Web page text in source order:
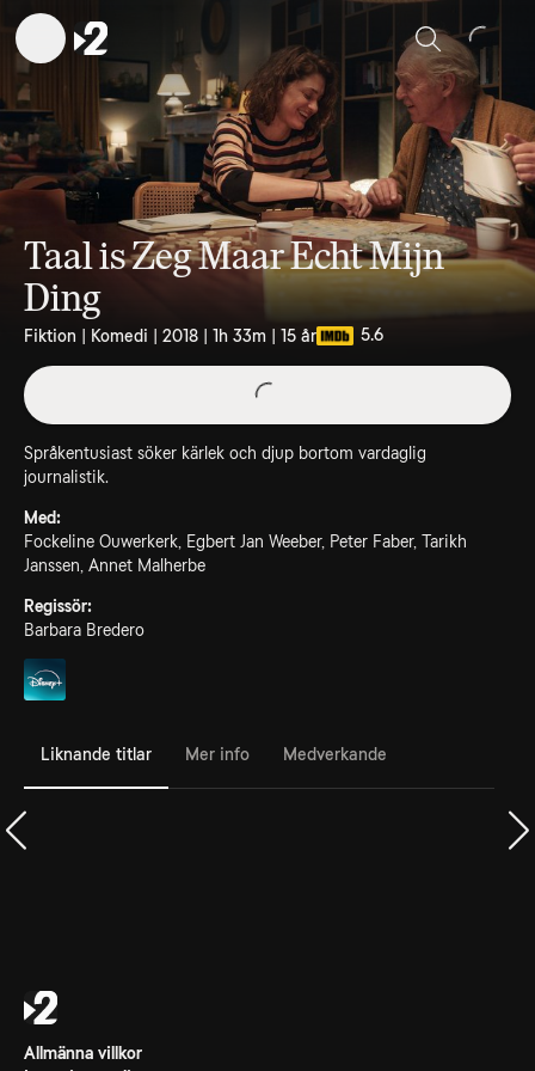
Sök
Taal is Zeg Maar Echt Mijn
Ding
Fiktion | Komedi | 2018 | 1h 33m | 15 år 5.6
Språkentusiast söker kärlek och djup bortom vardaglig
journalistik.
Med:
Fockeline Ouwerkerk, Egbert Jan Weeber, Peter Faber, Tarikh
Janssen, Annet Malherbe
Regissör:
Barbara Bredero
Liknande titlar Mer info Medverkande
Allmänna villkor